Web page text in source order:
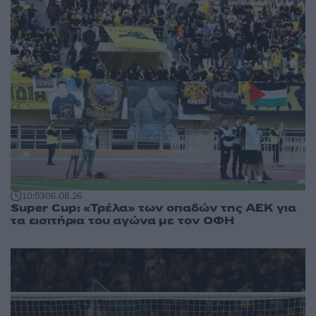
10:5306.08.26
Super Cup: «Τρέλα» των οπαδών της ΑΕΚ για
τα εισιτήρια του αγώνα με τον ΟΦΗ